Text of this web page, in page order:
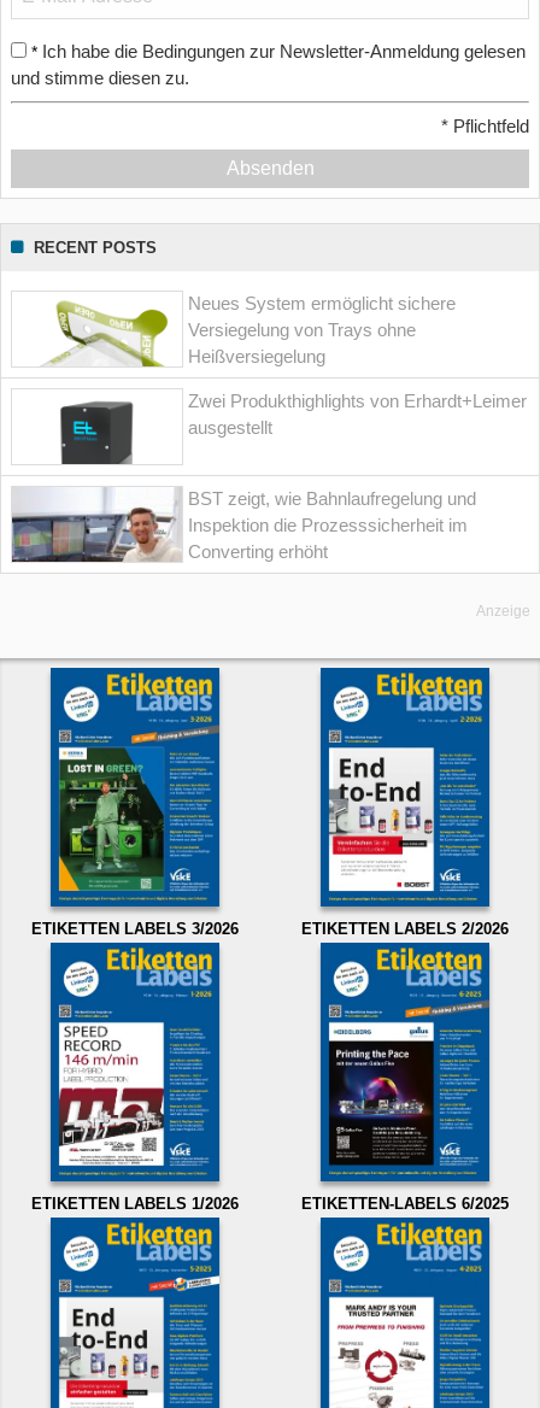
* Ich habe die Bedingungen zur Newsletter-Anmeldung gelesen
und stimme diesen zu.
* Pflichtfeld
Absenden
RECENT POSTS
Neues System ermöglicht sichere
Versiegelung von Trays ohne
Heißversiegelung
Zwei Produkthighlights von Erhardt+Leimer
ausgestellt
BST zeigt, wie Bahnlaufregelung und
Inspektion die Prozesssicherheit im
Converting erhöht
Anzeige
ETIKETTEN LABELS 3/2026 ETIKETTEN LABELS 2/2026
ETIKETTEN LABELS 1/2026 ETIKETTEN-LABELS 6/2025